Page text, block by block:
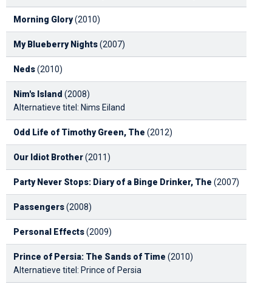
Morning Glory(2010)
My Blueberry Nights(2007)
Neds(2010)
Nim's Island (2008)
Alternatieve titel: Nims Eiland
Odd Life of Timothy Green, The (2012)
Our Idiot Brother(2011)
Party Never Stops: Diary of a Binge Drinker, The (2007)
Passengers(2008)
Personal Effects(2009)
Prince of Persia: The Sands of Time (2010)
Alternatieve titel: Prince of Persia